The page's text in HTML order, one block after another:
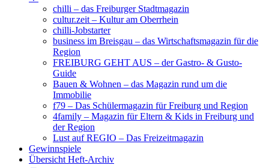
chilli – das Freiburger Stadtmagazin
cultur.zeit – Kultur am Oberrhein
chilli-Jobstarter
business im Breisgau – das Wirtschaftsmagazin für die
Region
FREIBURG GEHT AUS – der Gastro- & Gusto-
Guide
Bauen & Wohnen – das Magazin rund um die
Immobilie
f79 – Das Schülermagazin für Freiburg und Region
4family – Magazin für Eltern & Kids in Freiburg und
der Region
Lust auf REGIO – Das Freizeitmagazin
Gewinnspiele
Übersicht Heft-Archiv